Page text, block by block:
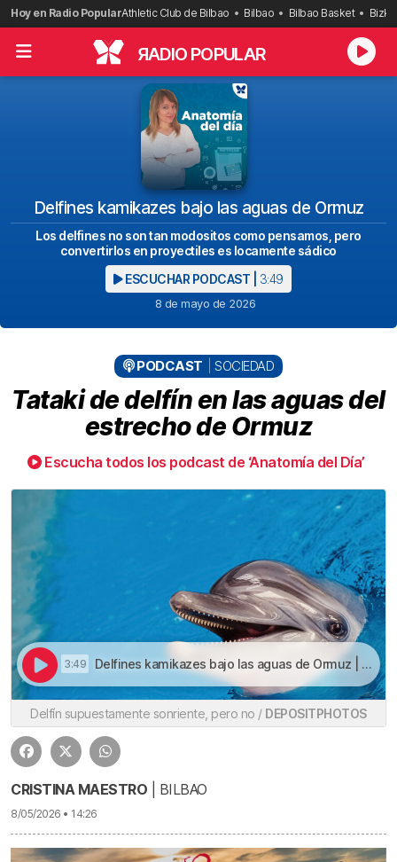
Saltar
al
contenido
Hoy en Radio PopularAthletic Club de Bilbao Bilbao Bilbao Basket
RADIO POPULAR
Delfines kamikazes bajo las aguas de Ormuz
Los delfines no son tan modositos como pensamos, pero
convertirlos en proyectiles es locamente sádico
ESCUCHAR PODCAST | 3:49
8 de mayo de 2026
PODCAST SOCIEDAD
Tataki de delfín en las aguas del
estrecho de Ormuz
Escucha todos los podcast de ‘Anatomía del Día’
3:49 Delfines kamikazes bajo las aguas de Ormuz | Tataki de delfín en las aguas del estrecho de Ormuz
Delfín supuestamente sonriente, pero no / DEPOSITPHOTOS
CRISTINA MAESTRO | BILBAO
8/05/2026 • 14:26